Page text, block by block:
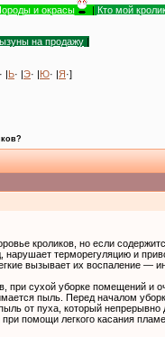
и окрасы | Кто мой
на продажу |
· |Ь· |Э· |Ю· |Я·]
кроликов, но если
терморегуляцию и
вызывает их воспаление —
сухой уборке помещений и
пыль. Перед началом
от пуха, который
помощи легкого касания